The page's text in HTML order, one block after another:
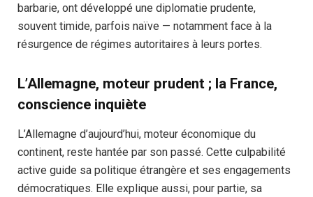
barbarie, ont développé une diplomatie prudente,
souvent timide, parfois naïve — notamment face à la
résurgence de régimes autoritaires à leurs portes.
L’Allemagne, moteur prudent ; la France,
conscience inquiète
L’Allemagne d’aujourd’hui, moteur économique du
continent, reste hantée par son passé. Cette culpabilité
active guide sa politique étrangère et ses engagements
démocratiques. Elle explique aussi, pour partie, sa